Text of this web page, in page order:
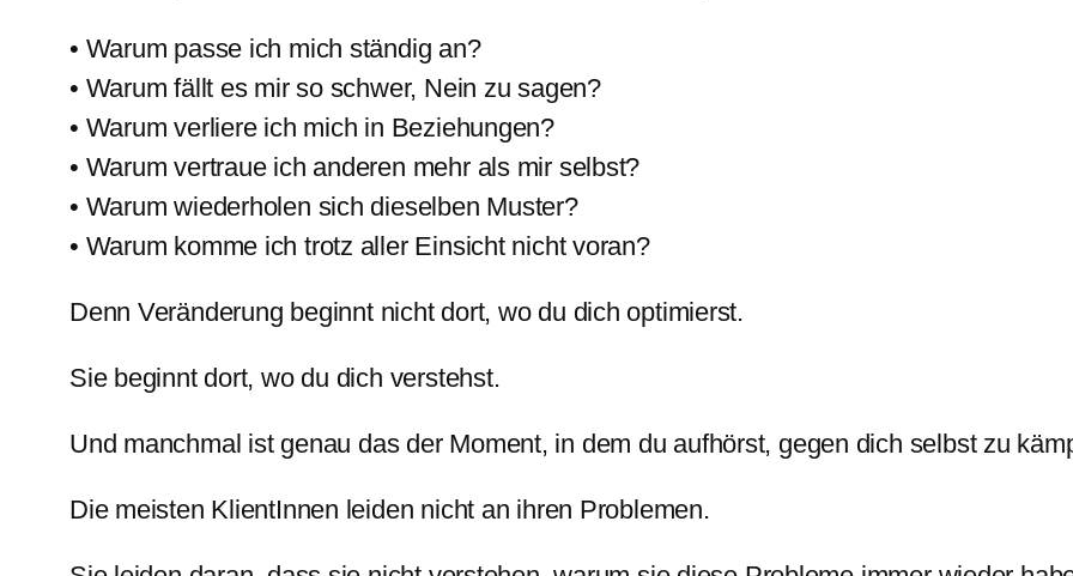
• Warum passe ich mich ständig an?
• Warum fällt es mir so schwer, Nein zu sagen?
• Warum verliere ich mich in Beziehungen?
• Warum vertraue ich anderen mehr als mir selbst?
• Warum wiederholen sich dieselben Muster?
• Warum komme ich trotz aller Einsicht nicht voran?
Denn Veränderung beginnt nicht dort, wo du dich optimierst.
Sie beginnt dort, wo du dich verstehst.
Und manchmal ist genau das der Moment, in dem du aufhörst, gegen dich selbst zu
Die meisten KlientInnen leiden nicht an ihren Problemen.